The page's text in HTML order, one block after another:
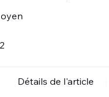
Détails de l'article